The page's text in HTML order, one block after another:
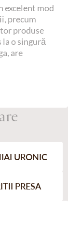
excelent mod
precum
produse
la o singură
are
PRESA